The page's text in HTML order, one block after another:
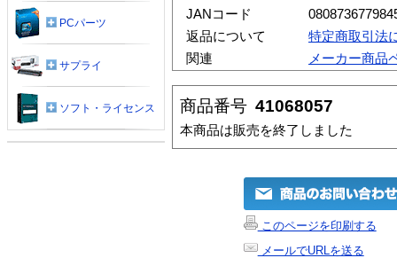
JANコード
返品について
特定商取引法
関連
メーカー商品
商品番号 41068057
本商品は販売を終了しました
このページを印刷する
メールでURLを送る
PCパーツ
サプライ
ソフト・ライセンス